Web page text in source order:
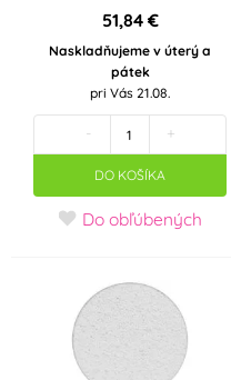
51,84 €
Naskladňujeme v úterý a
pátek
pri Vás 21.08.
- +
DO KOŠÍKA
Do obľúbených